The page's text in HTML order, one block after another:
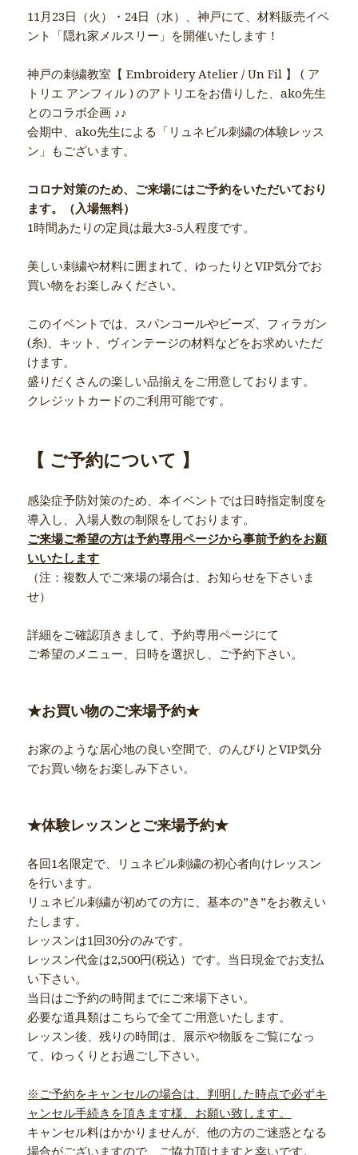
11月23日（火）・24日（水）、神戸にて、材料販売イベ
ント「隠れ家メルスリー」を開催いたします！
神戸の刺繍教室【 Embroidery Atelier / Un Fil 】 ( ア
トリエ アンフィル ) のアトリエをお借りした、ako先生
とのコラボ企画 ♪♪
会期中、ako先生による「リュネビル刺繍の体験レッス
ン」もございます。
コロナ対策のため、ご来場にはご予約をいただいており
ます。（入場無料）
1時間あたりの定員は最大3-5人程度です。
美しい刺繍や材料に囲まれて、ゆったりとVIP気分でお
買い物をお楽しみください。
このイベントでは、スパンコールやビーズ、フィラガン
(糸)、キット、ヴィンテージの材料などをお求めいただ
けます。
盛りだくさんの楽しい品揃えをご用意しております。
クレジットカードのご利用可能です。
【 ご予約について 】
感染症予防対策のため、本イベントでは日時指定制度を
導入し、入場人数の制限をしております。
ご来場ご希望の方は予約専用ページから事前予約をお願
いいたします
（注：複数人でご来場の場合は、お知らせを下さいま
せ）
詳細をご確認頂きまして、予約専用ページにて
ご希望のメニュー、日時を選択し、ご予約下さい。
★お買い物のご来場予約★
お家のような居心地の良い空間で、のんびりとVIP気分
でお買い物をお楽しみ下さい。
★体験レッスンとご来場予約★
各回1名限定で、リュネビル刺繍の初心者向けレッスン
を行います。
リュネビル刺繍が初めての方に、基本の”き”をお教えい
たします。
レッスンは1回30分のみです。
レッスン代金は2,500円(税込）です。当日現金でお支払
い下さい。
当日はご予約の時間までにご来場下さい。
必要な道具類はこちらで全てご用意いたします。
レッスン後、残りの時間は、展示や物販をご覧になっ
て、ゆっくりとお過ごし下さい。
※ご予約をキャンセルの場合は、判明した時点で必ずキ
ャンセル手続きを頂きます様、お願い致します。
キャンセル料はかかりませんが、他の方のご迷惑となる
場合がございますので、ご協力頂けますと幸いです。